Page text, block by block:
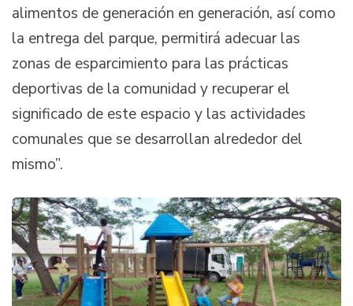
alimentos de generación en generación, así como
la entrega del parque, permitirá adecuar las
zonas de esparcimiento para las prácticas
deportivas de la comunidad y recuperar el
significado de este espacio y las actividades
comunales que se desarrollan alrededor del
mismo”.